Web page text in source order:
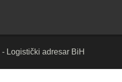
- Logistički adresar BiH